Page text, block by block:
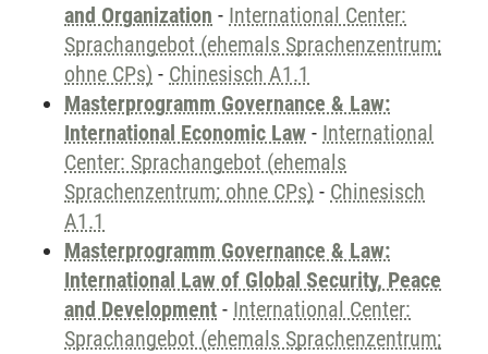
and Organization - International Center:
Sprachangebot (ehemals Sprachenzentrum;
ohne CPs) - Chinesisch A1.1
Masterprogramm Governance & Law:
International Economic Law - International
Center: Sprachangebot (ehemals
Sprachenzentrum; ohne CPs) - Chinesisch
A1.1
Masterprogramm Governance & Law:
International Law of Global Security, Peace
and Development - International Center:
Sprachangebot (ehemals Sprachenzentrum;